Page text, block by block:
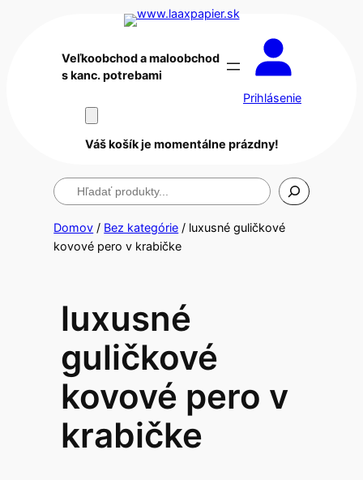
Veľkoobchod a maloobchod
s kanc. potrebami
Prihlásenie
Váš košík je momentálne prázdny!
Hľadanie
Domov / Bez kategórie / luxusné guličkové
kovové pero v krabičke
luxusné
guličkové
kovové pero v
krabičke